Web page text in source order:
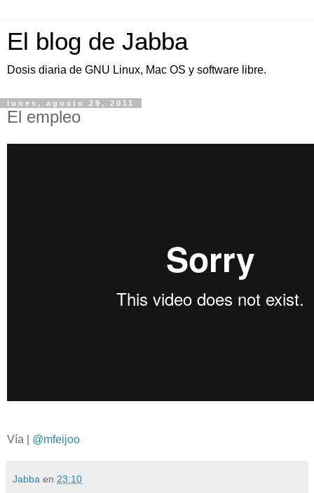
El blog de Jabba
Dosis diaria de GNU Linux, Mac OS y software libre.
lunes, agosto 29, 2011
El empleo
Vía | @mfeijoo
Jabba en 23:10